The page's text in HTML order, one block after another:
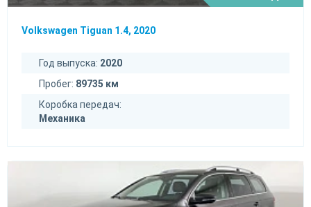
Volkswagen Tiguan 1.4, 2020
Год выпуска: 2020
Пробег: 89735 км
Коробка передач:
Механика